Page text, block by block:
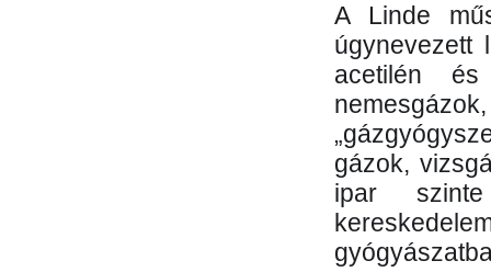
A Linde
úgynevezett
acetilén és
gázok,
ipar